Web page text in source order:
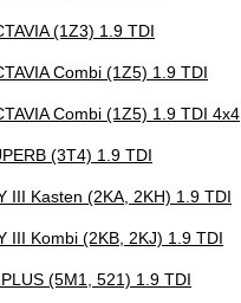
(1Z3) 1.9 TDI
Combi (1Z5) 1.9 TDI
Combi (1Z5) 1.9 TDI 4x4
(3T4) 1.9 TDI
III Kasten (2KA, 2KH) 1.9 TDI
III Kombi (2KB, 2KJ) 1.9 TDI
(5M1, 521) 1.9 TDI